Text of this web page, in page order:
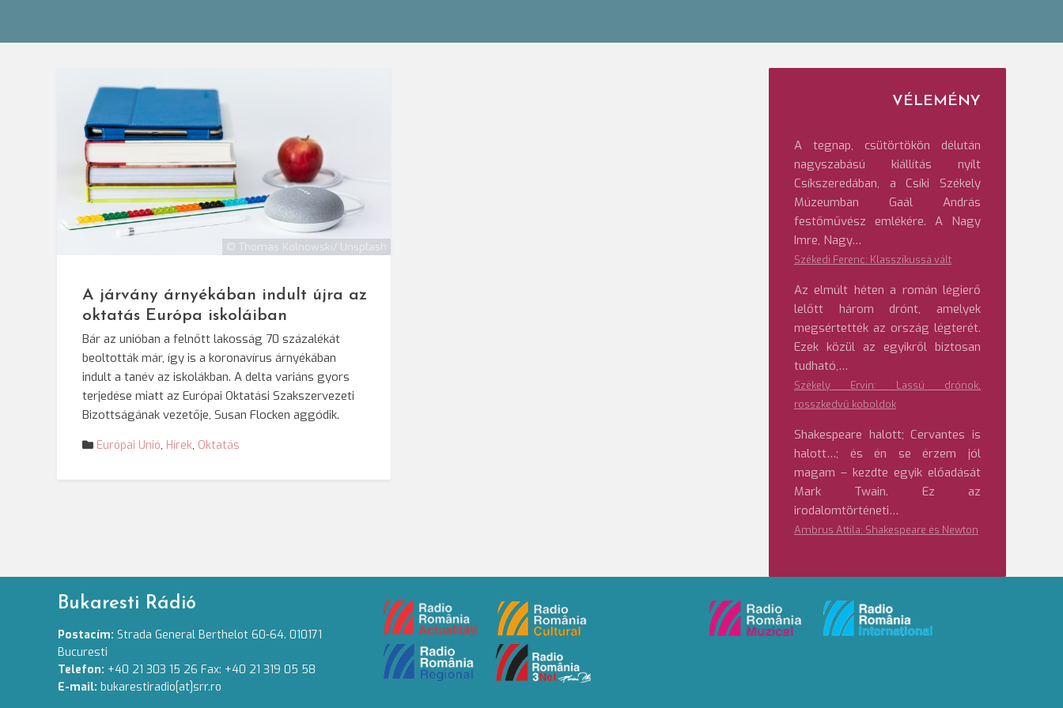
© Thomas Kolnowski/ Unsplash
A járvány árnyékában indult újra az
oktatás Európa iskoláiban
Bár az unióban a felnőtt lakosság 70 százalékát
beoltották már, így is a koronavírus árnyékában
indult a tanév az iskolákban. A delta variáns gyors
terjedése miatt az Európai Oktatási Szakszervezeti
Bizottságának vezetője, Susan Flocken aggódik.
Európai Unió, Hírek, Oktatás
VÉLEMÉNY
A tegnap, csütörtökön délután
nagyszabású kiállítás nyílt
Csíkszeredában, a Csíki Székely
Múzeumban Gaál András
festőművész emlékére. A Nagy
Imre, Nagy…
Székedi Ferenc: Klasszikussá vált
Az elmúlt héten a román légierő
lelőtt három drónt, amelyek
megsértették az ország légterét.
Ezek közül az egyikről biztosan
tudható,…
Székely Ervin: Lassú drónok,
rosszkedvű koboldok
Shakespeare halott; Cervantes is
halott…; és én se érzem jól
magam – kezdte egyik előadását
Mark Twain. Ez az
irodalomtörténeti…
Ambrus Attila: Shakespeare és Newton
Bukaresti Rádió
Postacím: Strada General Berthelot 60-64. 010171
Bucuresti
Telefon: +40 21 303 15 26 Fax: +40 21 319 05 58
E-mail: bukarestiradio[at]srr.ro